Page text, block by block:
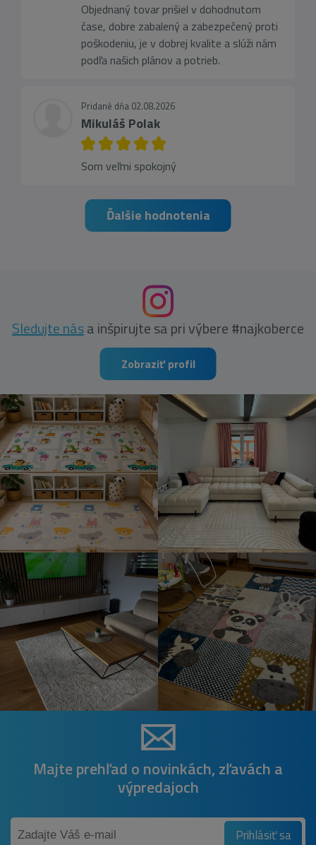
Objednaný tovar prišiel v dohodnutom
čase, dobre zabalený a zabezpečený proti
poškodeniu, je v dobrej kvalite a slúži nám
podľa našich plánov a potrieb.
Pridané dňa 02.08.2026
Mikuláš Polak
Som veľmi spokojný
Ďalšie hodnotenia
Sledujte nása inšpirujte sa pri výbere #najkoberce
Zobraziť profil
Majte prehľad o novinkách, zľavách a
výpredajoch
Prihlásiť sa